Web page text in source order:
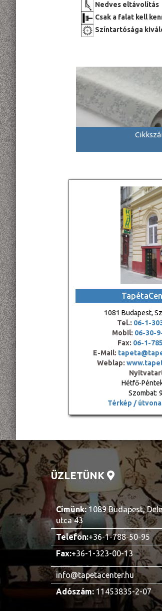
Nedves eltávolítás
Csak a falat kell
Színtartósága
1081 Budapest,
Tel.: 06-1-
Mobil: 06-30-
Fax: 06-1-
E-Mail:
Weblap:
Hétfő-
Szombat:
Térkép /
ÜZLETÜNK
Címünk: 1089 Budapest,
utca 43
Telefon:+36-1-788-50-95
Fax:+36-1-323-00-13
info@tapetacenter.hu
Adószám: 11453835-2-07